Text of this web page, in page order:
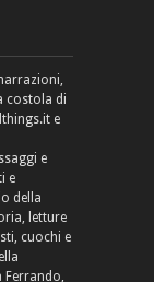
costola di
e
e
e
della
letture
cuochi e
Ferrando,